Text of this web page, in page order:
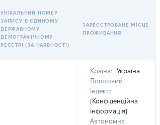
УНІКАЛЬНИЙ НОМЕР
ЗАПИСУ В ЄДИНОМУ
ДЕРЖАВНОМУ
ДЕМОГРАФІЧНОМУ
РЕЄСТРІ (ЗА НАЯВНОСТІ)
ЗАРЕЄСТРОВАНЕ МІСЦЕ
ПРОЖИВАННЯ
Країна:
Україна
Поштовий
індекс:
[Конфіденційна
інформація]
Автономна